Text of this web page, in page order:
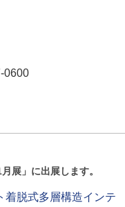
0600
展」に出展します。
着脱式多層構造インテ